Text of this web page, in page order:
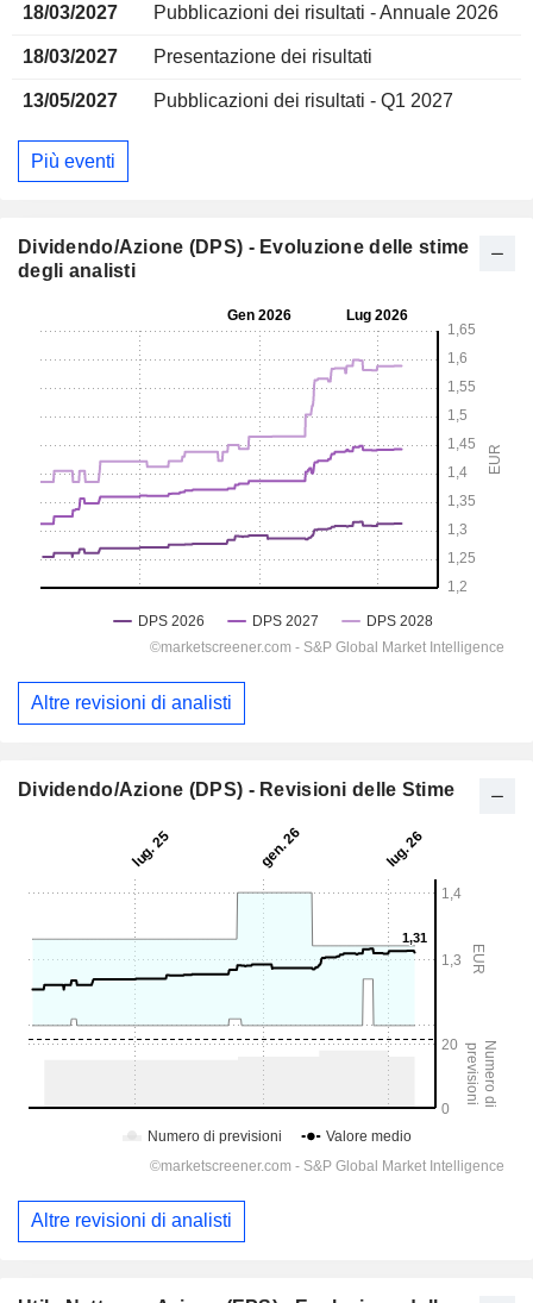
18/03/2027 Pubblicazioni dei risultati - Annuale 2026
18/03/2027 Presentazione dei risultati
13/05/2027 Pubblicazioni dei risultati - Q1 2027
Più eventi
Dividendo/Azione (DPS) - Evoluzione delle stime
degli analisti
Altre revisioni di analisti
Dividendo/Azione (DPS) - Revisioni delle Stime
Altre revisioni di analisti